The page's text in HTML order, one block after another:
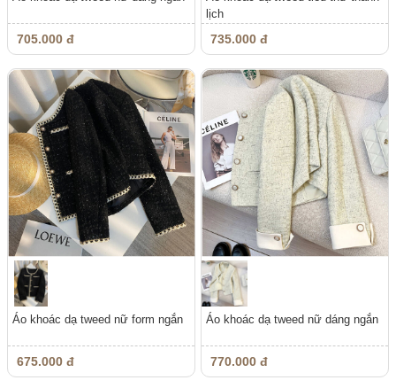
705.000 đ
lịch
735.000 đ
Áo khoác dạ tweed nữ form ngắn
675.000 đ
Áo khoác dạ tweed nữ dáng ngắn
770.000 đ